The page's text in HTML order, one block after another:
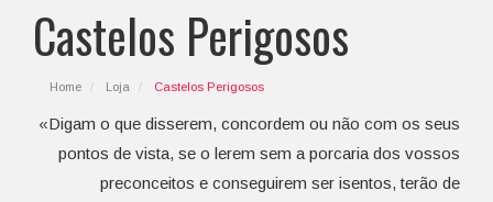
Castelos Perigosos
Home Loja Castelos Perigosos
«Digam o que disserem, concordem ou não com os seus
pontos de vista, se o lerem sem a porcaria dos vossos
preconceitos e conseguirem ser isentos, terão de